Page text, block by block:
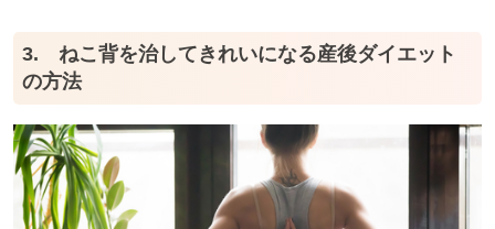
3. ねこ背を治してきれいになる産後ダイエット
の方法